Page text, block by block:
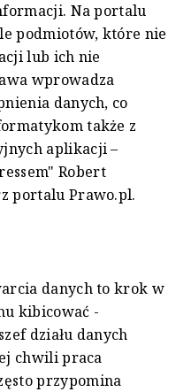
Na portalu
podmiotów, które nie
lub ich nie
wprowadza
danych, co
także z
aplikacji –
Robert
portalu Prawo.pl.
danych to krok w
kibicować -
działu danych
chwili praca
przypomina